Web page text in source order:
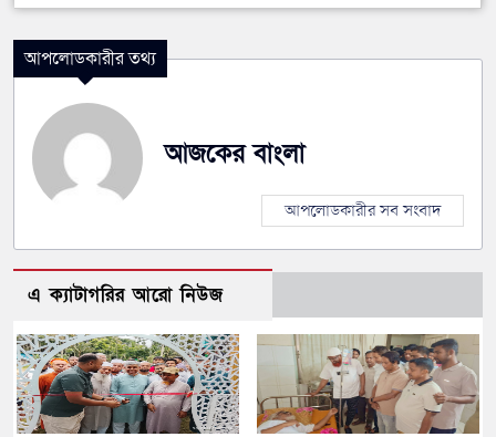
আপলোডকারীর তথ্য
আজকের বাংলা
আপলোডকারীর সব সংবাদ
এ ক্যাটাগরির আরো নিউজ